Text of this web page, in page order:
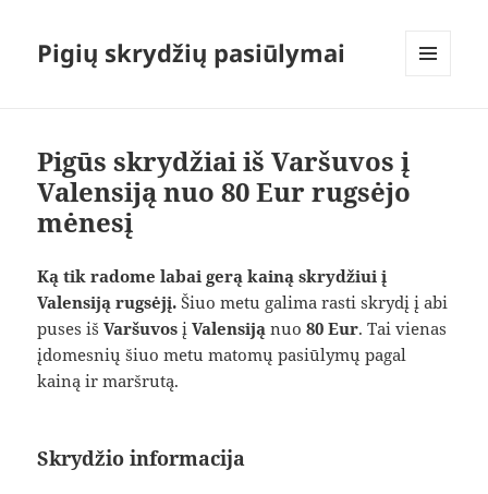
Pigių skrydžių pasiūlymai
Pigūs skrydžiai iš Varšuvos į
Valensiją nuo 80 Eur rugsėjo
mėnesį
Ką tik radome labai gerą kainą skrydžiui į
Valensiją rugsėjį. Šiuo metu galima rasti skrydį į abi
puses išVaršuvos įValensiją nuo80 Eur. Tai vienas
įdomesnių šiuo metu matomų pasiūlymų pagal
kainą ir maršrutą.
Skrydžio informacija